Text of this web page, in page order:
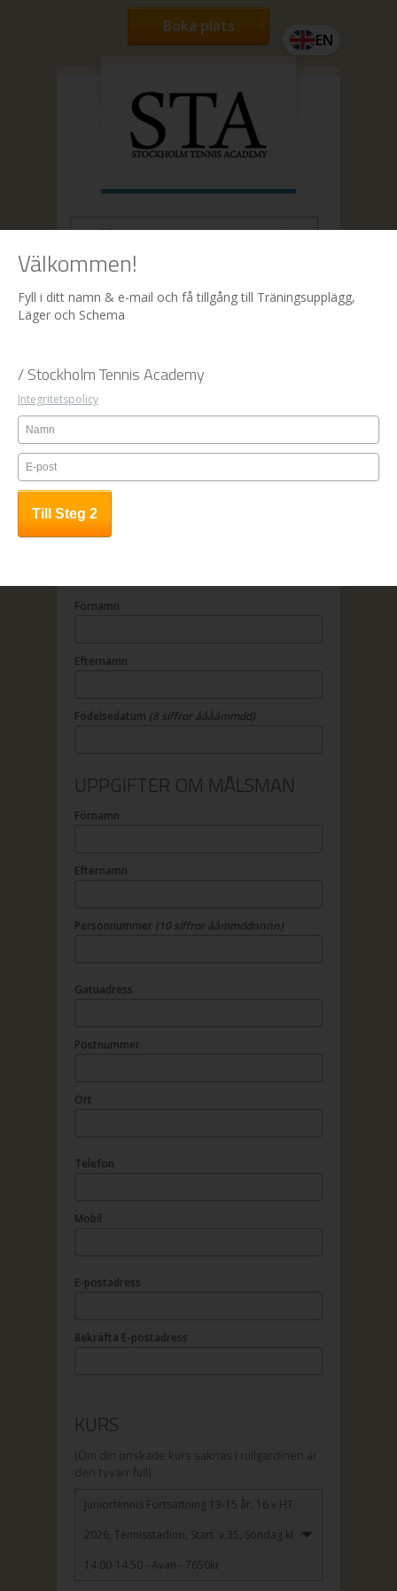
EN
Boka plats
Boka
1. Fyll i anmälningsformuläret
3. All kursinfo sänds till angiven e-
mailadress
OBS! Anmälan är bindande.
Förnamn
Efternamn
Födelsedatum (8 siffror ååååmmdd)
UPPGIFTER OM MÅLSMAN
Förnamn
Efternamn
Personnummer (10 siffror ååmmddnnnn)
Gatuadress
Postnummer
Ort
Telefon
Mobil
E-postadress
Bekräfta E-postadress
KURS
(Om din önskade kurs saknas i rullgardinen är
den tyvärr full)
Juniortennis Fortsättning 13-15 år, 16 v HT
2026, Tennisstadion, Start. v.35, Söndag kl
14.00-14.50 - Avan - 7650kr
Välkommen!
Fyll i ditt namn & e-mail och få tillgång till Träningsupplägg,
Läger och Schema
/ Stockholm Tennis Academy
Integritetspolicy